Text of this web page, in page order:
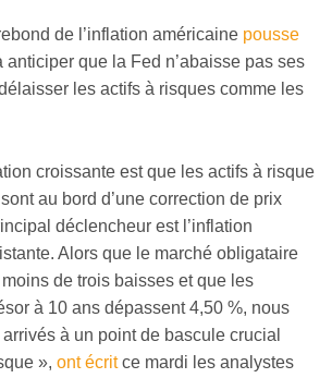
de l’inflation américaine pousse
anticiper que la Fed n’abaisse pas ses
les actifs à risques comme les
croissante est que les actifs à risque
au bord d’une correction de prix
déclencheur est l’inflation
Alors que le marché obligataire
de trois baisses et que les
à 10 ans dépassent 4,50 %, nous
à un point de bascule crucial
», ont écritce mardi les analystes